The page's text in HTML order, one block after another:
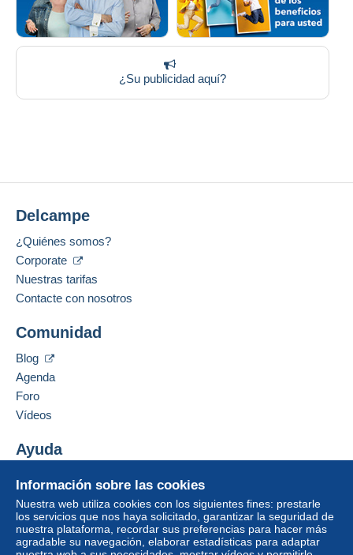
¿Su publicidad aquí?
Información sobre las cookies
Nuestra web utiliza cookies con los siguientes fines: prestarle
los servicios que nos haya solicitado, garantizar la seguridad de
nuestra plataforma, recordar sus preferencias para hacer más
agradable su navegación, elaborar estadísticas para adaptar
Delcampe
¿Quiénes somos?
Corporate
Nuestras tarifas
Contacte con nosotros
Comunidad
Blog
Agenda
Foro
Vídeos
Ayuda
Comprar en Delcampe
Vender en Delcampe
Una página securizada